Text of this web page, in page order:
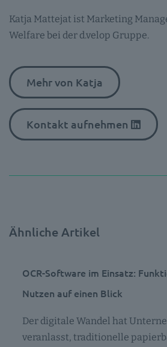
Katja Mattejat ist Marketing
Welfare bei der d.velop Gruppe.
Mehr von Katja
Kontakt aufnehmen
Ähnliche Artikel
OCR-Software im Einsatz:
Nutzen auf einen Blick
Der digitale Wandel hat
veranlasst, traditionelle